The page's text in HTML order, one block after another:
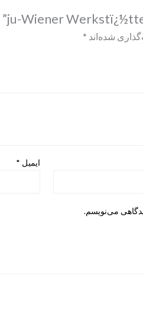
شده‌اند *
ایمیل *
می‌نویسم.